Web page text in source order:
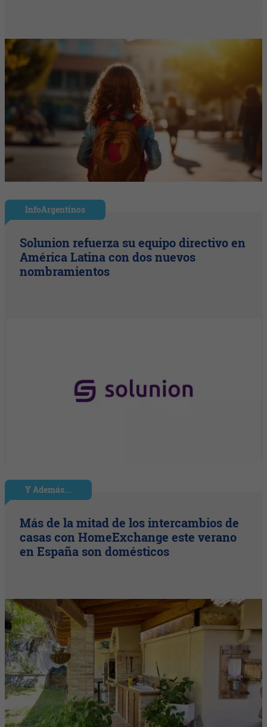
InfoArgentinos
Solunion refuerza su equipo directivo en
América Latina con dos nuevos
nombramientos
Y Además...
Más de la mitad de los intercambios de
casas con HomeExchange este verano
en España son domésticos